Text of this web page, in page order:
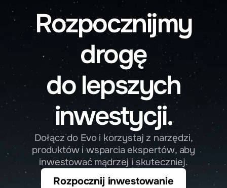
Evo Online
dostęp do podglądu twoich inwestycji,
ankiet oraz komentarzy rynkowych.
Przejdź do serwisu
EVODM24
dostęp do serwisu transakcyjno-
informacyjnego gdzie sam dokonujesz
transakcji związanymi z funduszami
Rozpocznijmy
drogę
do lepszych
inwestycji.
Dołączdo Evo i korzystaj z narzędzi,
produktów i wsparcia ekspertów, aby
inwestować mądrzej i skuteczniej.
Rozpocznij inwestowanie